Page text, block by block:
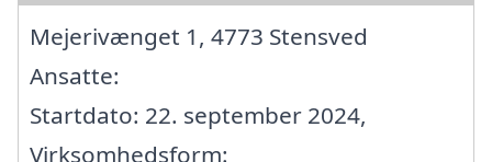
Mejerivænget 1, 4773 Stensved
Ansatte:
Startdato: 22. september 2024,
Virksomhedsform: